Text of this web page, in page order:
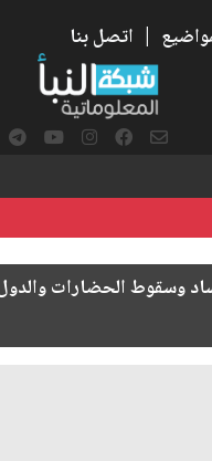
| اتصل بنا
الموظفين على صفيح